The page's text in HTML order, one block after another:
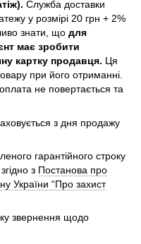
Служба доставки
у розмірі 20 грн + 2%
знати, що для
має зробити
картку продавця. Ця
при його отриманні.
не повертається та
з дня продажу
гарантійного строку
з Постанова про
України “Про захист
звернення щодо